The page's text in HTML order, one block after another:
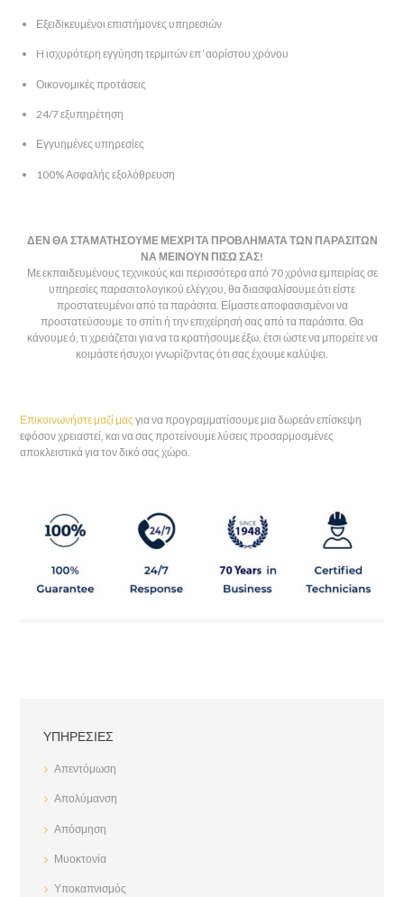
Εξειδικευμένοι επιστήμονες υπηρεσιών
H ισχυρότερη εγγύηση τερμιτών επ ‘αορίστου χρόνου
Οικονομικές προτάσεις
24/7 εξυπηρέτηση
Εγγυημένες υπηρεσίες
100% Ασφαλής εξολόθρευση
ΔΕΝ ΘΑ ΣΤΑΜΑΤΗΣΟΥΜΕ ΜΕΧΡΙ ΤΑ ΠΡΟΒΛΗΜΑΤΑ ΤΩΝ ΠΑΡΑΣΙΤΩΝ
ΝΑ ΜΕΙΝΟΥΝ ΠΙΣΩ ΣΑΣ!
Με εκπαιδευμένους τεχνικούς και περισσότερα από 70 χρόνια εμπειρίας σε
υπηρεσίες παρασιτολογικού ελέγχου, θα διασφαλίσουμε ότι είστε
προστατευμένοι από τα παράσιτα. Είμαστε αποφασισμένοι να
προστατεύσουμε το σπίτι ή την επιχείρησή σας από τα παράσιτα. Θα
κάνουμε ό, τι χρειάζεται για να τα κρατήσουμε έξω, έτσι ώστε να μπορείτε να
κοιμάστε ήσυχοι γνωρίζοντας ότι σας έχουμε καλύψει.
Επικοινωνήστε μαζί μας για να προγραμματίσουμε μια δωρεάν επίσκεψη
εφόσον χρειαστεί, και να σας προτείνουμε λύσεις προσαρμοσμένες
αποκλειστικά για τον δικό σας χώρο.
ΥΠΗΡΕΣΊΕΣ
Απεντόμωση
Απολύμανση
Απόσμηση
Μυοκτονία
Υποκαπνισμός